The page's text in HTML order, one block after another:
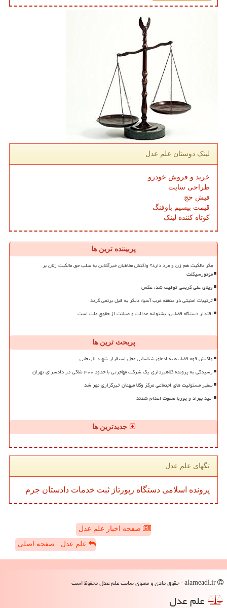
لینک دوستان علم عدل
خرید و فروش خودرو
طراحی سایت
فیش حج
قیمت بیسیم باوفنگ
کوتاه کننده لینک
پربیننده ترین ها
مگر مالکیت هم زن و مرد دارد؟ واکنش مخاطبان خبرآنلاین به سلب حق مالکیت زنان بر
موتورسیکلت
ویلای علی کریمی توقیف شد، عکس
ترتیبات امنیتی در منطقه غرب آسیا، دیگر به قبل برنمی گردد
اقتدار دستگاه قضایی، پشتوانه عدالت و صیانت از حقوق ملت است
پربحث ترین ها
واکنش قوه قضاییه به ادعای شناسایی محل استقرار شهید لاریجانی
رسیدگی به پرونده کلاهبرداری یک شرکت مهاجرتی با حدود ۳۰۰ شاکی در دادسرای تهران
سفیر مسئولیت های اجتماعی مرکز وکلا میهمان خبرگزاری مهر شد
امید بهزاد و پوریا صفوت اعدام شدند
جدیدترین ها
تگهای علم عدل
پرونده اسلامی دستگاه رپورتاژ ثبت خدمات دادستان جرم
صفحه اخبار علم عدل
علم عدل : صفحه اصلی
علم عدل